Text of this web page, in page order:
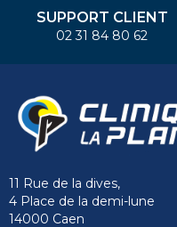
SUPPORT CLIENT
02 31 84 80 62
11 Rue de la dives,
4 Place de la demi-lune
14000 Caen